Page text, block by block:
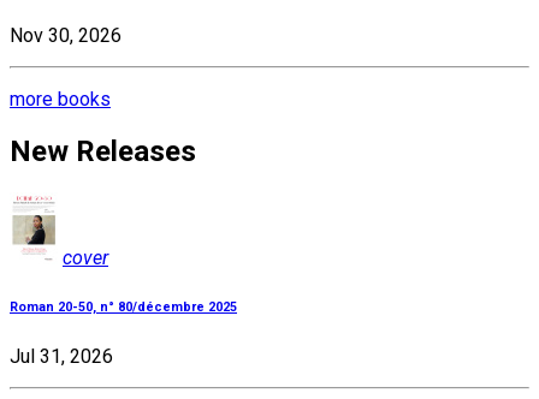
Nov 30, 2026
more books
New Releases
cover
Roman 20-50, n° 80/décembre 2025
Jul 31, 2026